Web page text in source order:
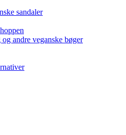
sandaler
andre veganske bøger